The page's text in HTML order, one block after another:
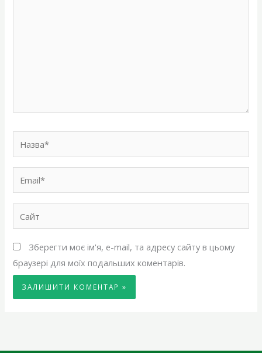
Зберегти моє ім'я, e-mail, та адресу сайту в цьому
браузері для моїх подальших коментарів.